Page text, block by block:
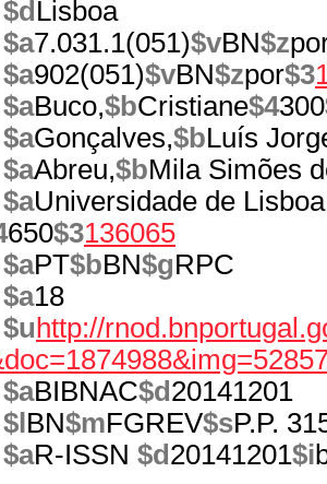
$d Lisboa
$a7.031.1(051)$vBN$z
$a902(051)$vBN$zpor$3
$aBuco,$bCristiane$4300
$aGonçalves,$bLuís
$aAbreu,$bMila Simões
$aUniversidade de
650$3136065
$aPT$bBN$gRPC
$a18
$u http://
$aBIBNAC$d 20141201
$l BN$mFGREV$sP.P.
$aR-ISSN $d 20141201$i